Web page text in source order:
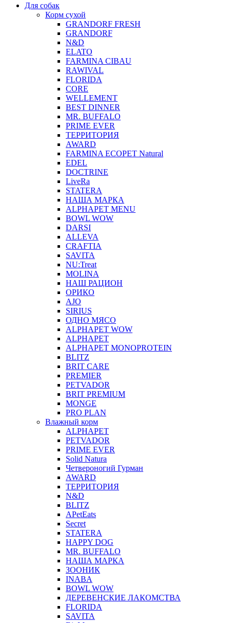
Для собак
Корм сухой
GRANDORF FRESH
GRANDORF
N&D
ELATO
FARMINA CIBAU
RAWIVAL
FLORIDA
CORE
WELLEMENT
BEST DINNER
MR. BUFFALO
PRIME EVER
ТЕРРИТОРИЯ
AWARD
FARMINA ECOPET Natural
EDEL
DOCTRINE
LiveRa
STATERA
НАША МАРКА
ALPHAPET MENU
BOWL WOW
DARSI
ALLEVA
CRAFTIA
SAVITA
NU:Treat
MOLINA
НАШ РАЦИОН
ОРИКО
AJO
SIRIUS
ОДНО МЯСО
ALPHAPET WOW
ALPHAPET
ALPHAPET MONOPROTEIN
BLITZ
BRIT CARE
PREMIER
PETVADOR
BRIT PREMIUM
MONGE
PRO PLAN
Влажный корм
ALPHAPET
PETVADOR
PRIME EVER
Solid Natura
Четвероногий Гурман
AWARD
ТЕРРИТОРИЯ
N&D
BLITZ
APetEats
Secret
STATERA
HAPPY DOG
MR. BUFFALO
НАША МАРКА
ЗООНИК
INABA
BOWL WOW
ДЕРЕВЕНСКИЕ ЛАКОМСТВА
FLORIDA
SAVITA